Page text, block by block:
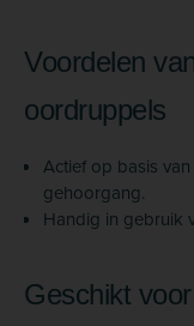
Voordelen
oordruppels
Actief op basis
gehoorgang.
Handig in gebruik
Geschikt voor